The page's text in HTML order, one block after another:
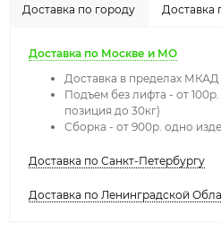
Доставка по городу Доставка
Доставка по Москве и МО
Доставка в пределах
Подъем без лифта - от
позиция до 30кг)
Сборка - от 900р. одно
Доставка по Санкт-Петербургу
Доставка по Ленинградской